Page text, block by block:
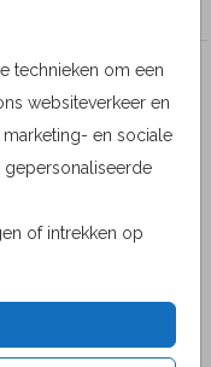
technieken om een
websiteverkeer en
en sociale
gepersonaliseerde
of intrekken op